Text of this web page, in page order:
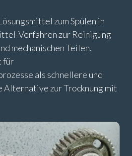
zum Spülen in
Verfahren zur Reinigung
mechanischen Teilen.
für
als schnellere und
zur Trocknung mit